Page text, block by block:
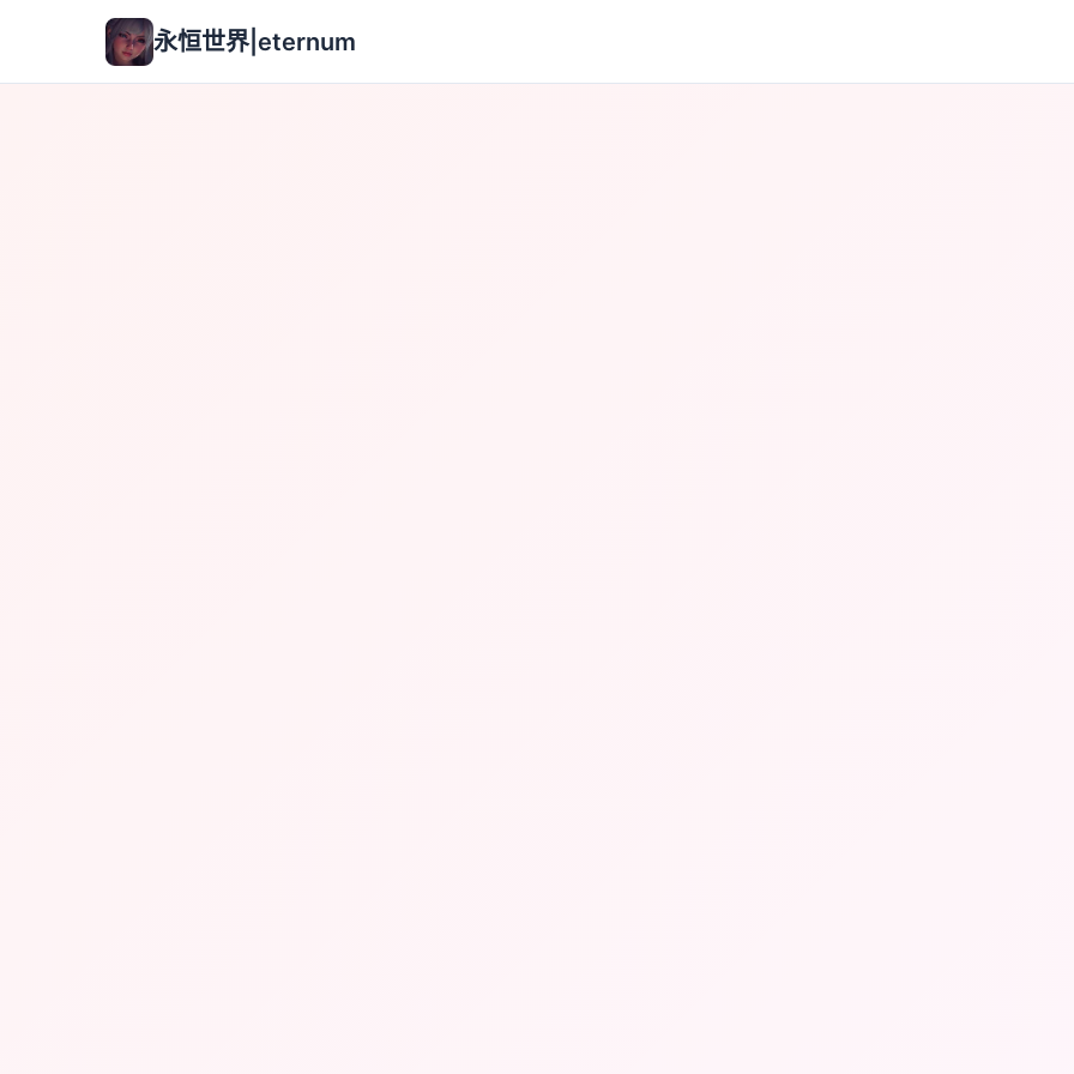
永恒世界|eternum